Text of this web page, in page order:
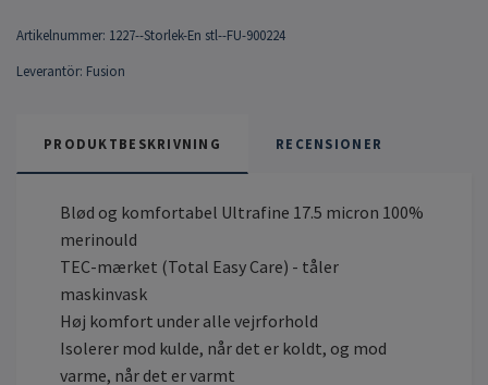
Artikelnummer: 1227--Storlek-En stl--FU-900224
Leverantör: Fusion
PRODUKTBESKRIVNING RECENSIONER
Blød og komfortabel Ultrafine 17.5 micron 100%
merinould
TEC-mærket (Total Easy Care) - tåler
maskinvask
Høj komfort under alle vejrforhold
Isolerer mod kulde, når det er koldt, og mod
varme, når det er varmt